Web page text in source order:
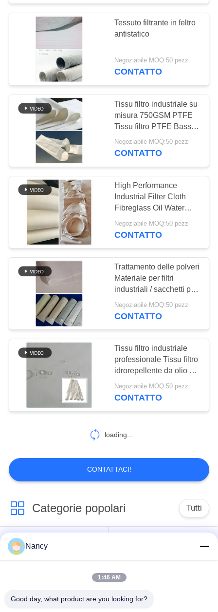
POLITICA
SULLA
Tessuto filtrante in feltro
antistatico
Negoziabile MOQ:50 pezzi
CONTATTO
Tissu filtro industriale su
misura 750GSM PTFE
Tissu filtro PTFE Basso
tasso di restringimento
Negoziabile MOQ:50 pezzi
CONTATTO
High Performance
Industrial Filter Cloth
Fibreglass Oil Water
Repellent Filter Cloth
Negoziabile MOQ:50 pezzi
CONTATTO
Trattamento delle polveri
Materiale per filtri
industriali / sacchetti per
filtri per raccoglitori di
polveri
Negoziabile MOQ:50 pezzi
CONTATTO
Tissu filtro industriale
professionale Tissu filtro
idrorepellente da olio di
poliestere
Negoziabile MOQ:50 pezzi
CONTATTO
loading...
CONTATTACI!
Categorie popolari Tutti
Sacchetti filtro per
collettore di polveri
Nancy
1:46 AM
Good day, what product are you looking for?